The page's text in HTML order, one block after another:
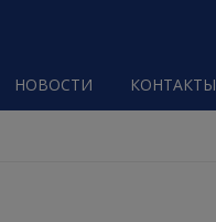
НОВОСТИ КОНТАКТЫ